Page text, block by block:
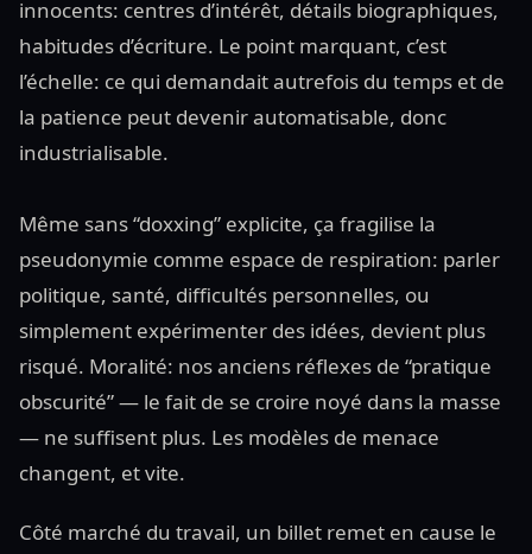
innocents: centres d’intérêt, détails biographiques,
habitudes d’écriture. Le point marquant, c’est
l’échelle: ce qui demandait autrefois du temps et de
la patience peut devenir automatisable, donc
industrialisable.
Même sans “doxxing” explicite, ça fragilise la
pseudonymie comme espace de respiration: parler
politique, santé, difficultés personnelles, ou
simplement expérimenter des idées, devient plus
risqué. Moralité: nos anciens réflexes de “pratique
obscurité” — le fait de se croire noyé dans la masse
— ne suffisent plus. Les modèles de menace
changent, et vite.
Côté marché du travail, un billet remet en cause le